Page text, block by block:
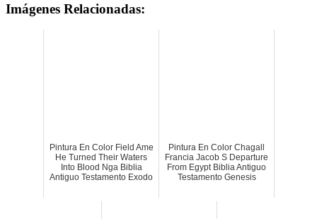
Imágenes Relacionadas:
Pintura En Color Field Ame
He Turned Their Waters
Into Blood Nga Biblia
Antiguo Testamento Exodo
Pintura En Color Chagall
Francia Jacob S Departure
From Egypt Biblia Antiguo
Testamento Genesis